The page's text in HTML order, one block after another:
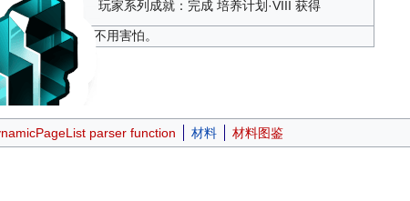
方式 玩家系列成就：完成 培养计划·VIII 获得
理员在，什么都不用害怕。
parser function 材料 材料图鉴